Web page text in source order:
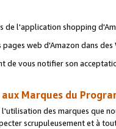
de l'application shopping
web d'Amazon dans
de vous notifier son
Marques du
des marques que
scrupuleusement et à